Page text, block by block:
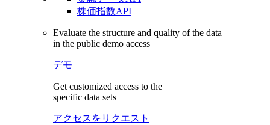
株価指数API
Evaluate the structure and quality of the data
in the public demo access
デモ
Get customized access to the
specific data sets
アクセスをリクエスト